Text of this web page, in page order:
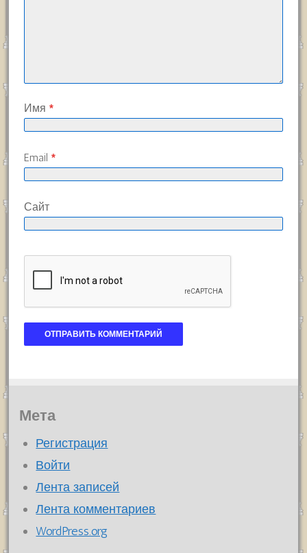
Имя *
Email *
Сайт
Мета
Регистрация
Войти
Лента записей
Лента комментариев
WordPress.org